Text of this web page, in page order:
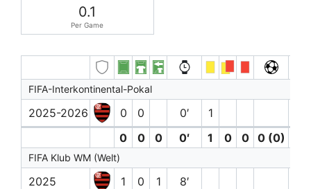
0.1
Per Game
FIFA-Interkontinental-Pokal
2025-2026 0 0 0′
1
0
0 0 0′ 1 0 0 0 (0)
FIFA Klub WM (Welt)
2025 1 0 1
8′